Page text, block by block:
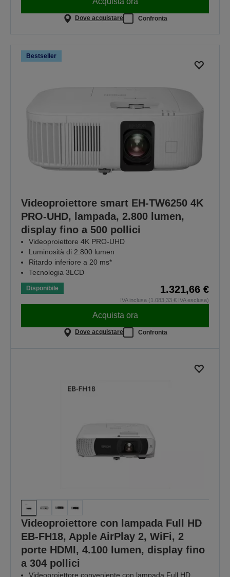
Dove acquistare Confronta
Bestseller
Videoproiettore smart EH-TW6250 4K
PRO-UHD, lampada, 2.800 lumen,
display fino a 500 pollici
Videoproiettore 4K PRO-UHD
Luminosità di 2.800 lumen
Ritardo inferiore a 20 ms*
Tecnologia 3LCD
Disponibile 1.321,66 €
IVA inclusa (1.083,33 € IVA esclusa)
Acquista ora
Dove acquistare Confronta
Videoproiettore con lampada Full HD
EB-FH18, Apple AirPlay 2, WiFi, 2
porte HDMI, 4.100 lumen, display fino
a 304 pollici
Videoproiettore conveniente con lampada Full HD